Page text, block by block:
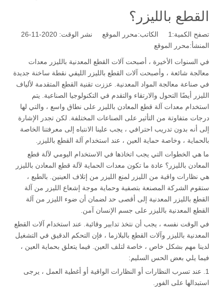
القطع بالليزر؟
تصفح الكمية: 1
المنشأ:محرر الموقع
في السنوات الأخيرة ، أصبحت آلات القطع المعدنية بالليزر معدات
معالجة شائعة ، وأصبحت آلات القطع بالليزر الليفي نقطة ساخنة جديدة
في صناعة معالجة المواد المعدنية. عززت تقنية القطع المتقدمة لألياف
الليزر أيضًا التحول والارتقاء والتقدم في التكنولوجيا الصناعية. يتم
استخدام معدات آلة قطع المعادن بالليزر على نطاق واسع ، والتي لها
درجات متفاوتة من التأثير على الصناعات المختلفة. لكن تجدر الإشارة
إلى أنه بدون تدريب احترافي ، يجب علينا الانتباه إلى معرفتنا الخاصة
بالحماية ، وخاصة حماية العين ، عند استخدام آلة القطع بالليزر.
ما هي الخطوات التي يجب اتخاذها في الاستخدام اليومي لآلة قطع
المعادن بالليزر؟ عادة ما تكون معدات الحماية لآلة قطع المعادن بالليزر
هي نظارات واقية من الليزر لمنع الليزر من إتلاف العينين. بالطبع ،
ستقوم الشركة المصنعة بتصفية وحماية موجة إشعاع الليزر من آلة
القطع بالليزر المعدنية إلى أقصى حد لضمان أن ضوء الليزر من آلة
القطع المعدنية بالليزر على جسم الإنسان آمن.
في الوقت نفسه ، يجب أن نتخذ تدابير وقائية. عند استخدام آلات القطع
المعدنية بالليزر وآلات القطع بالبلازما ، فإن التحكم الدقيق في التشغيل
لدينا مهم بشكل خاص ، خاصة لتلف العين. فيما يتعلق بحماية العين ،
فيما يلي بعض الحس السليم:
1. عند تسرب النظارات أو النظارات الواقية أو أغطية العمل ، يرجى
استبدالها على الفور.